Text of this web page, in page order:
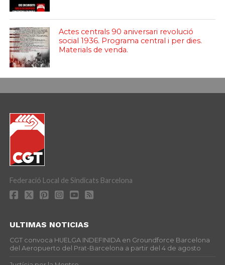
Actes centrals 90 aniversari revolució
social 1936. Programa central i per dies.
Materials de venda.
Federació Local de Sindicats Barcelona
ULTIMAS NOTICIAS
CGT convoca HUELGA INDEFINIDA en Groundforce Barcelona
del Aeropuerto del Prat-Barcelona a partir del 4 de agosto